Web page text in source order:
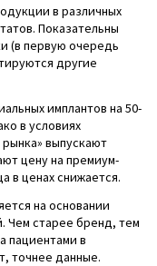
в различных
Показательны
(в первую очередь
другие
имплантов на 50-
в условиях
выпускают
цену на премиум-
в ценах снижается.
на основании
Чем старее бренд, тем
пациентами в
точнее данные.